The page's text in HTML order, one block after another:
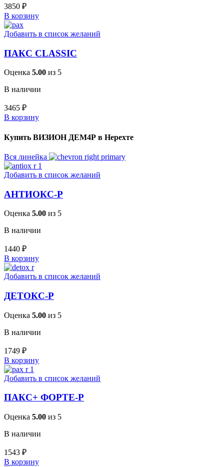
3850 ₽
В корзину
Добавить в список желаний
ПАКС CLASSIC
Оценка 5.00 из 5
В наличии
3465 ₽
В корзину
Купить ВИЗИОН ДЕМ4Р в Нерехте
Вся линейка
Добавить в список желаний
АНТИОКС-Р
Оценка 5.00 из 5
В наличии
1440 ₽
В корзину
Добавить в список желаний
ДЕТОКС-Р
Оценка 5.00 из 5
В наличии
1749 ₽
В корзину
Добавить в список желаний
ПАКС+ ФОРТЕ-Р
Оценка 5.00 из 5
В наличии
1543 ₽
В корзину